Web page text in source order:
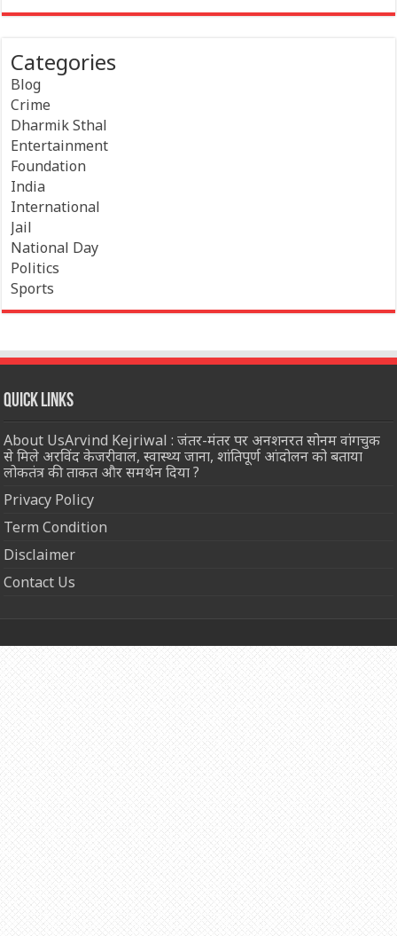
Categories
Blog
Crime
Dharmik Sthal
Entertainment
Foundation
India
International
Jail
National Day
Politics
Sports
Quick Links
About UsArvind Kejriwal : जंतर-मंतर पर अनशनरत सोनम वांगचुक
से मिले अरविंद केजरीवाल, स्वास्थ्य जाना, शांतिपूर्ण आंदोलन को बताया
लोकतंत्र की ताकत और समर्थन दिया ?
Privacy Policy
Term Condition
Disclaimer
Contact Us